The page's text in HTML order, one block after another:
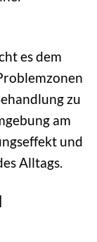
es dem
zu
am
und
Alltags.